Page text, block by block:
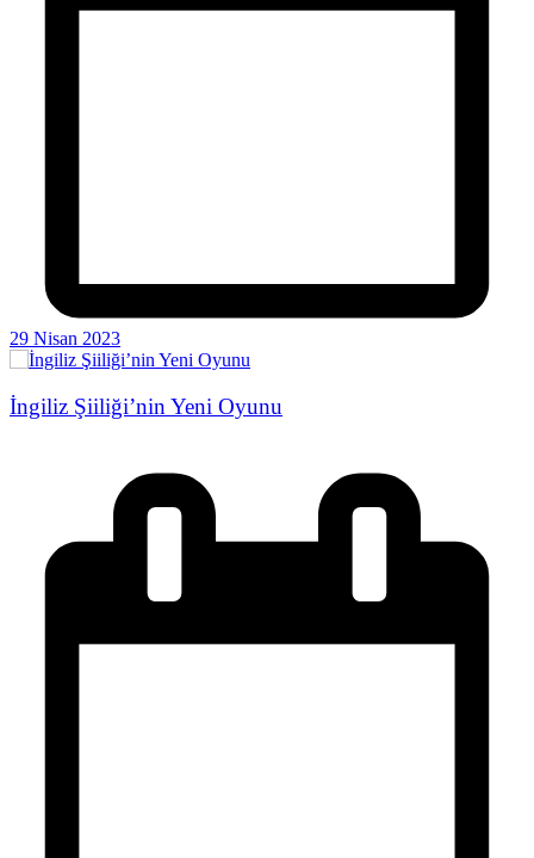
29 Nisan 2023
İngiliz Şiiliği’nin Yeni Oyunu